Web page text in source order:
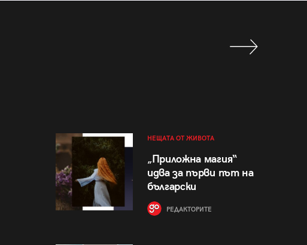
НЕЩАТА ОТ ЖИВОТА
„Приложна магия“
идва за първи път на
български
РЕДАКТОРИТЕ